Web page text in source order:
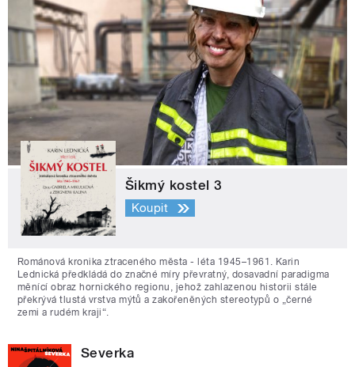
Šikmý kostel 3
Koupit
Románová kronika ztraceného města - léta 1945–1961. Karin
Lednická předkládá do značné míry převratný, dosavadní paradigma
měnící obraz hornického regionu, jehož zahlazenou historii stále
překrývá tlustá vrstva mýtů a zakořeněných stereotypů o „černé
zemi a rudém kraji“.
Severka